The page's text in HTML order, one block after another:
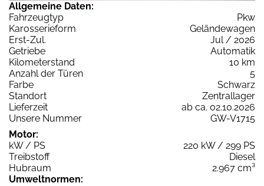
Allgemeine Daten:
Fahrzeugtyp
Pkw
Karosserieform
Geländewagen
Erst-Zul.
Jul / 2026
Getriebe
Automatik
Kilometerstand
10 km
Anzahl der Türen
5
Farbe
Schwarz
Standort
Zentrallager
Lieferzeit
ab ca. 02.10.2026
Unsere Nummer
GW-V1715
Motor:
kW / PS
220 kW / 299 PS
Treibstoff
Diesel
Hubraum
2.967 cm³
Umweltnormen: